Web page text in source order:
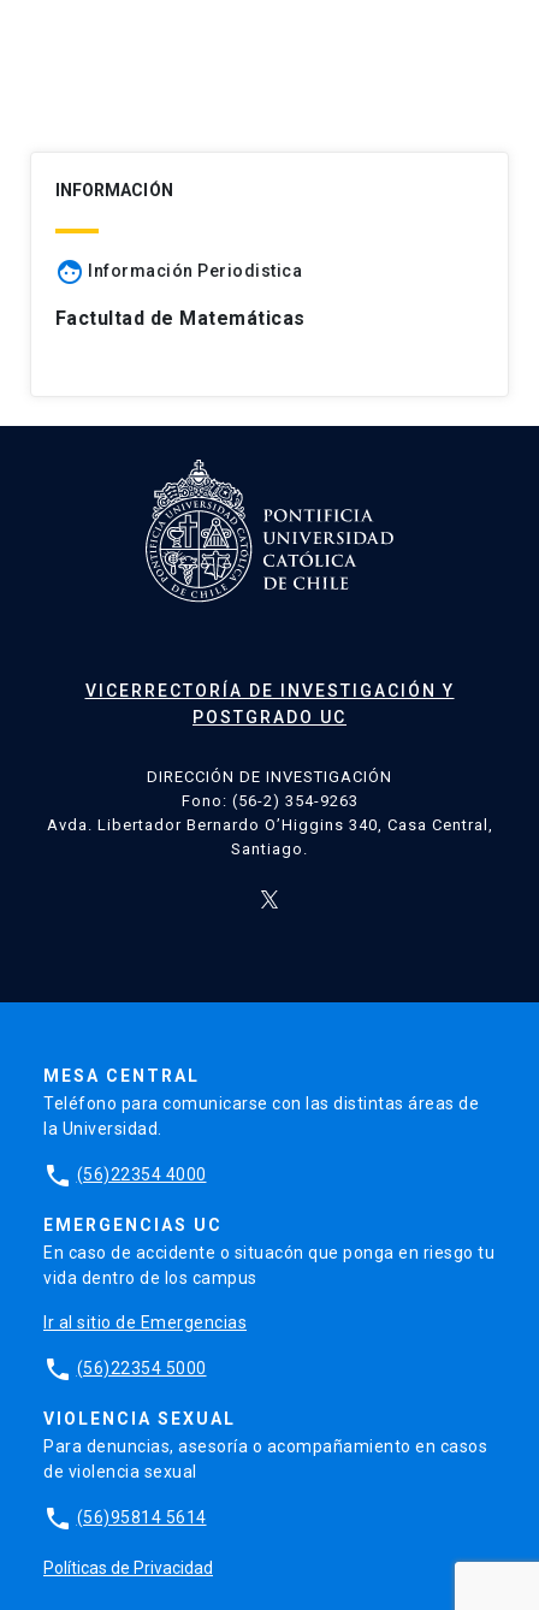
INFORMACIÓN
face Información Periodistica
Factultad de Matemáticas
VICERRECTORÍA DE INVESTIGACIÓN Y
POSTGRADO UC
DIRECCIÓN DE INVESTIGACIÓN
Fono: (56-2) 354-9263
Avda. Libertador Bernardo O’Higgins 340, Casa Central,
Santiago.
MESA CENTRAL
Teléfono para comunicarse con las distintas áreas de
la Universidad.
phone (56)22354 4000
EMERGENCIAS UC
En caso de accidente o situacón que ponga en riesgo tu
vida dentro de los campus
Ir al sitio de Emergencias
phone (56)22354 5000
VIOLENCIA SEXUAL
Para denuncias, asesoría o acompañamiento en casos
de violencia sexual
phone (56)95814 5614
Políticas de Privacidad